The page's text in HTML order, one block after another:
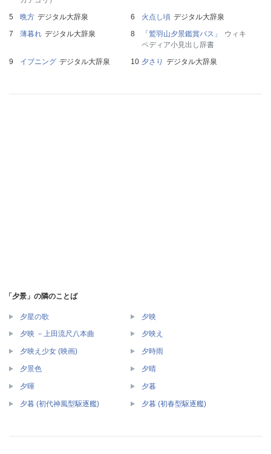
晩方 デジタル大辞泉 火点し頃 デジタル大辞泉
薄暮れ デジタル大辞泉 「鷲羽山夕景鑑賞バス」
ウィキ
ペディア小見出し辞書
イブニング デジタル大辞泉 夕さり デジタル大辞泉
「夕景」の隣のことば
夕星の歌 夕映
夕映 －上田流尺八本曲 夕映え
夕映え少女 (映画) 夕時雨
夕景色 夕晴
夕暉 夕暮
夕暮 (初代神風型駆逐艦) 夕暮 (初春型駆逐艦)